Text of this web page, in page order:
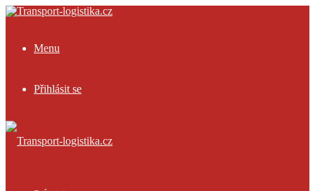
Menu
Přihlásit se